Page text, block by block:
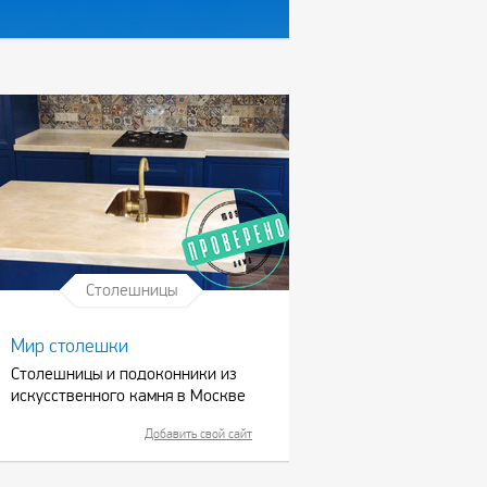
Столешницы
Мир столешки
Столешницы и подоконники из
искусственного камня в Москве
Добавить свой сайт